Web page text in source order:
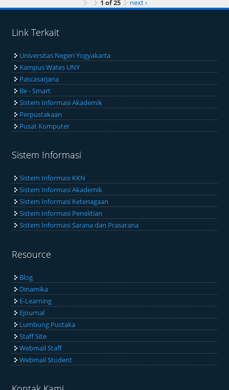
1 of 25 next ›
Link Terkait
Universitas Negeri Yogyakarta
Kampus Wates UNY
Pascasarjana
Be - Smart
Sistem Informasi Akademik
Perpustakaan
Pusat Komputer
Sistem Informasi
Sistem Informasi KKN
Sistem Informasi Akademik
Sistem Informasi Ketenagaan
Sistem Informasi Penelitian
Sistem Informasi Sarana dan Prasarana
Resource
Blog
Dinamika
E-Learning
Ejournal
Lumbung Pustaka
Staff Site
Webmail Staff
Webmail Student